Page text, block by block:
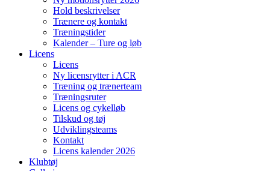
Hold beskrivelser
Trænere og kontakt
Træningstider
Kalender – Ture og løb
Licens
Licens
Ny licensrytter i ACR
Træning og trænerteam
Træningsruter
Licens og cykelløb
Tilskud og tøj
Udviklingsteams
Kontakt
Licens kalender 2026
Klubtøj